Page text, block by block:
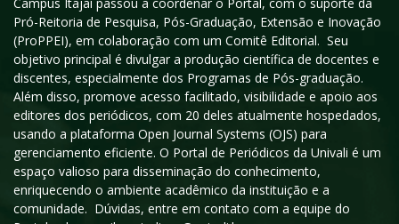
Campus Itajaí passou a coordenar o Portal, com o suporte da
Pró-Reitoria de Pesquisa, Pós-Graduação, Extensão e Inovação
(ProPPEI), em colaboração com um Comitê Editorial. Seu
objetivo principal é divulgar a produção científica de docentes e
discentes, especialmente dos Programas de Pós-graduação.
Além disso, promove acesso facilitado, visibilidade e apoio aos
editores dos periódicos, com 20 deles atualmente hospedados,
usando a plataforma Open Journal Systems (OJS) para
gerenciamento eficiente. O Portal de Periódicos da Univali é um
espaço valioso para disseminação do conhecimento,
enriquecendo o ambiente acadêmico da instituição e a
comunidade. Dúvidas, entre em contato com a equipe do